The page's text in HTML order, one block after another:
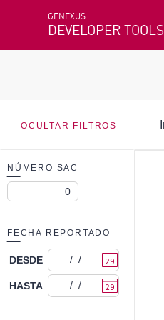
GENEXUS
DEVELOPER TOOLS